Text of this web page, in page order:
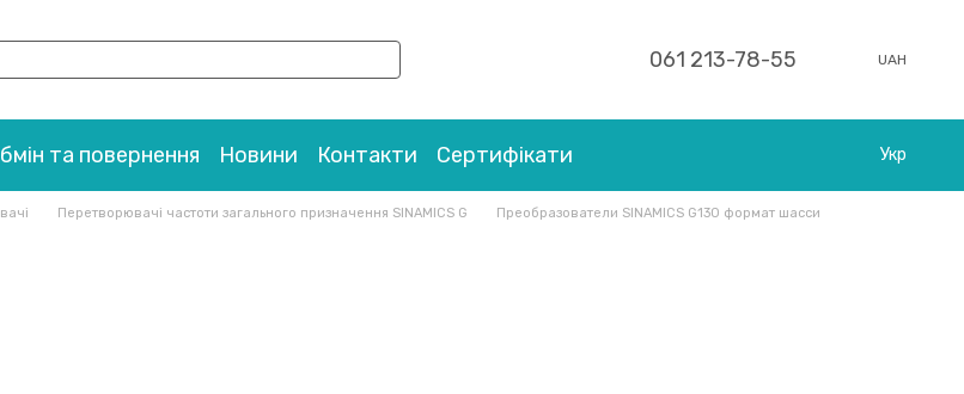
061 213-78-55 UAH
та повернення Новини Контакти Сертифікати Укр
Перетворювачі частоти загального призначення SINAMICS G
Преобразователи SINAMICS G130 формат шасси